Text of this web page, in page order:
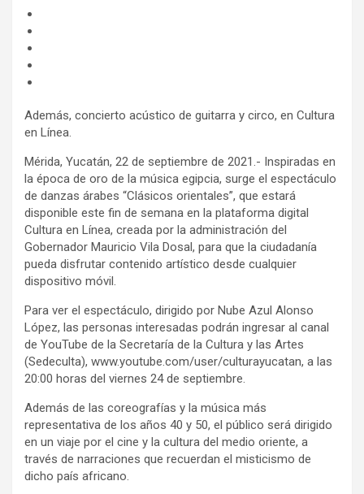
Además, concierto acústico de guitarra y circo, en Cultura
en Línea.
Mérida, Yucatán, 22 de septiembre de 2021.- Inspiradas en
la época de oro de la música egipcia, surge el espectáculo
de danzas árabes “Clásicos orientales”, que estará
disponible este fin de semana en la plataforma digital
Cultura en Línea, creada por la administración del
Gobernador Mauricio Vila Dosal, para que la ciudadanía
pueda disfrutar contenido artístico desde cualquier
dispositivo móvil.
Para ver el espectáculo, dirigido por Nube Azul Alonso
López, las personas interesadas podrán ingresar al canal
de YouTube de la Secretaría de la Cultura y las Artes
(Sedeculta), www.youtube.com/user/culturayucatan, a las
20:00 horas del viernes 24 de septiembre.
Además de las coreografías y la música más
representativa de los años 40 y 50, el público será dirigido
en un viaje por el cine y la cultura del medio oriente, a
través de narraciones que recuerdan el misticismo de
dicho país africano.